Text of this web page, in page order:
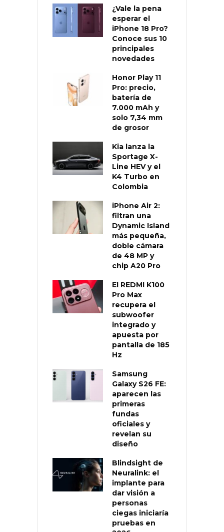
¿Vale la pena
esperar el
iPhone 18 Pro?
Conoce sus 10
principales
novedades
Honor Play 11
Pro: precio,
batería de
7.000 mAh y
solo 7,34 mm
de grosor
Kia lanza la
Sportage X-
Line HEV y el
K4 Turbo en
Colombia
iPhone Air 2:
filtran una
Dynamic Island
más pequeña,
doble cámara
de 48 MP y
chip A20 Pro
El REDMI K100
Pro Max
recupera el
subwoofer
integrado y
apuesta por
pantalla de 185
Hz
Samsung
Galaxy S26 FE:
aparecen las
primeras
fundas
oficiales y
revelan su
diseño
Blindsight de
Neuralink: el
implante para
dar visión a
personas
ciegas iniciaría
pruebas en